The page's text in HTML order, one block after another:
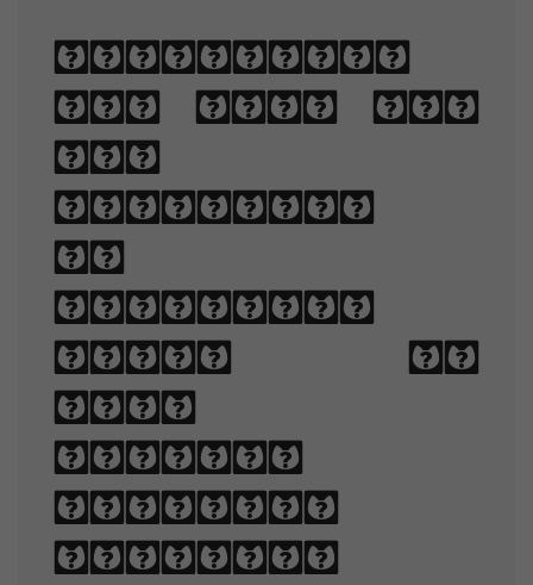
Typography
is the art
and
technique
of
arranging
type to
make
written
language
legible,